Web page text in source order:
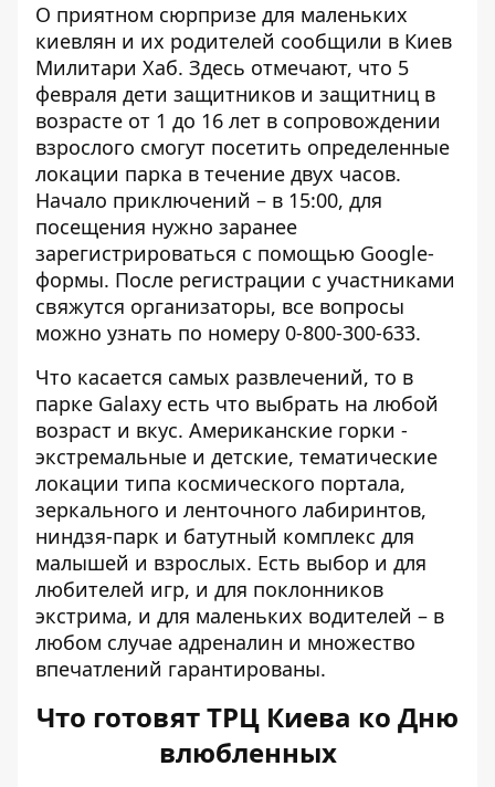
О приятном сюрпризе для маленьких
киевлян и их родителей сообщили в Киев
Милитари Хаб. Здесь отмечают, что 5
февраля дети защитников и защитниц в
возрасте от 1 до 16 лет в сопровождении
взрослого смогут посетить определенные
локации парка в течение двух часов.
Начало приключений – в 15:00, для
посещения нужно заранее
зарегистрироваться с помощью Google-
формы. После регистрации с участниками
свяжутся организаторы, все вопросы
можно узнать по номеру 0-800-300-633.
Что касается самых развлечений, то в
парке Galaxy есть что выбрать на любой
возраст и вкус. Американские горки -
экстремальные и детские, тематические
локации типа космического портала,
зеркального и ленточного лабиринтов,
ниндзя-парк и батутный комплекс для
малышей и взрослых. Есть выбор и для
любителей игр, и для поклонников
экстрима, и для маленьких водителей – в
любом случае адреналин и множество
впечатлений гарантированы.
Что готовят ТРЦ Киева ко Дню
влюбленных